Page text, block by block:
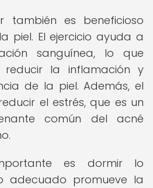
también es beneficioso
piel. El ejercicio ayuda a
sanguínea, lo que
la inflamación y
de la piel. Además, el
el estrés, que es un
común del acné
es dormir lo
adecuado promueve la